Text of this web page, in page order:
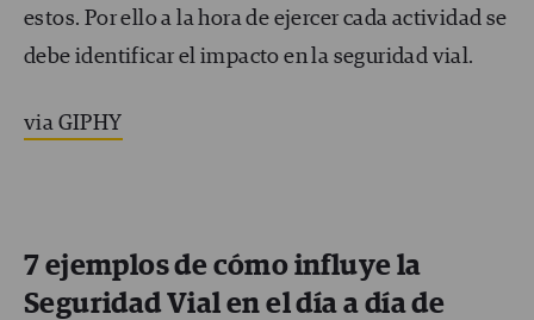
estos. Por ello a la hora de ejercer cada actividad se
debe identificar el impacto en la seguridad vial.
via GIPHY
7 ejemplos de cómo influye la
Seguridad Vial en el día a día de